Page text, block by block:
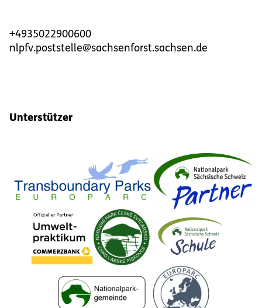
+4935022900600
nlpfv.poststelle@sachsenforst.sachsen.de
Unterstützer